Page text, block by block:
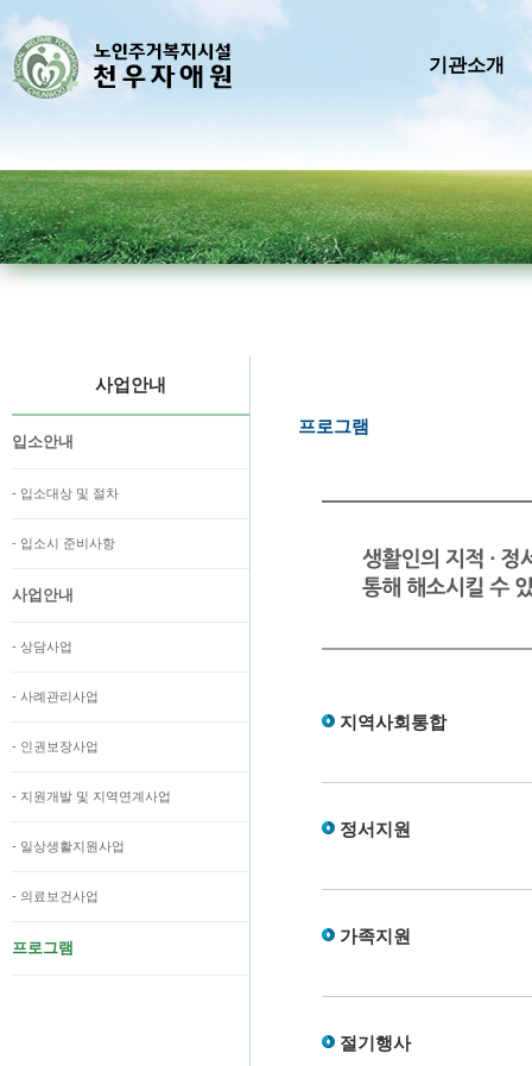
기관소개
사업안내
입소안내
- 입소대상 및 절차
- 입소시 준비사항
사업안내
- 상담사업
- 사례관리사업
- 인권보장사업
- 지원개발 및 지역연계사업
- 일상생활지원사업
- 의료보건사업
프로그램
프로그램
지역사회통합
정서지원
가족지원
절기행사